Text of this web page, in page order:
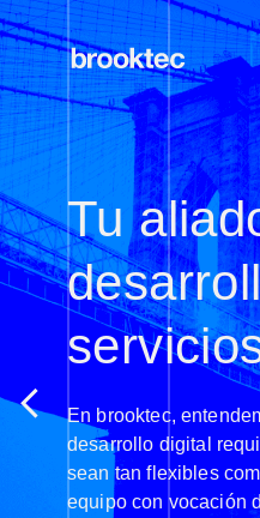
Tu
En brooktec,
desarrollo digital
sean tan flexibles
equipo con vocación